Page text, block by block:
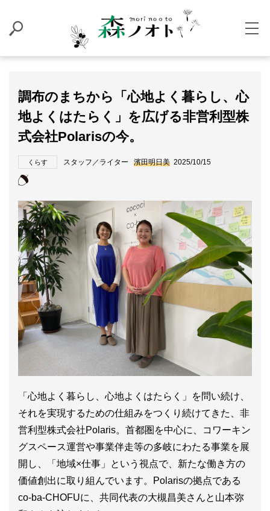
調布のまちから「心地よく暮らし、心
地よくはたらく」を広げる非営利型株
式会社Polarisの今。
くらす スタッフ／ライター 濱田明日美 2025/10/15
「心地よく暮らし、心地よくはたらく」を問い続け、
それを実現するための仕組みをつくり続けてきた、非
営利型株式会社Polaris。首都圏を中心に、コワーキン
グスペース運営や事業伴走等の多岐にわたる事業を展
開し、「地域×仕事」という視点で、新たな働き方の
価値創出に取り組んでいます。Polarisの拠点である
co-ba-CHOFUに、共同代表の大槻昌美さんと山本弥